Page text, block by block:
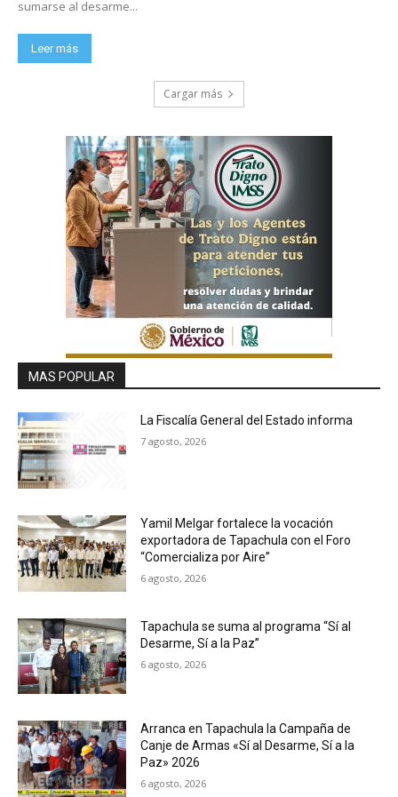
sumarse al desarme...
Leer más
Cargar más
MAS POPULAR
La Fiscalía General del Estado informa
7 agosto, 2026
Yamil Melgar fortalece la vocación
exportadora de Tapachula con el Foro
“Comercializa por Aire”
6 agosto, 2026
Tapachula se suma al programa “Sí al
Desarme, Sí a la Paz”
6 agosto, 2026
Arranca en Tapachula la Campaña de
Canje de Armas «Sí al Desarme, Sí a la
Paz» 2026
6 agosto, 2026